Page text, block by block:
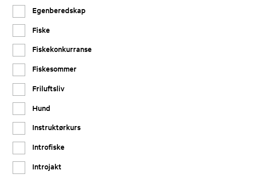
Egenberedskap
Fiske
Fiskekonkurranse
Fiskesommer
Friluftsliv
Hund
Instruktørkurs
Introfiske
Introjakt